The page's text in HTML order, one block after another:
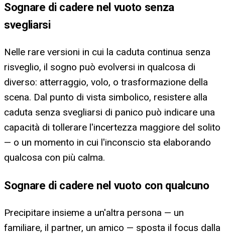
Sognare di cadere nel vuoto senza
svegliarsi
Nelle rare versioni in cui la caduta continua senza
risveglio, il sogno può evolversi in qualcosa di
diverso: atterraggio, volo, o trasformazione della
scena. Dal punto di vista simbolico, resistere alla
caduta senza svegliarsi di panico può indicare una
capacità di tollerare l'incertezza maggiore del solito
— o un momento in cui l'inconscio sta elaborando
qualcosa con più calma.
Sognare di cadere nel vuoto con qualcuno
Precipitare insieme a un'altra persona — un
familiare, il partner, un amico — sposta il focus dalla